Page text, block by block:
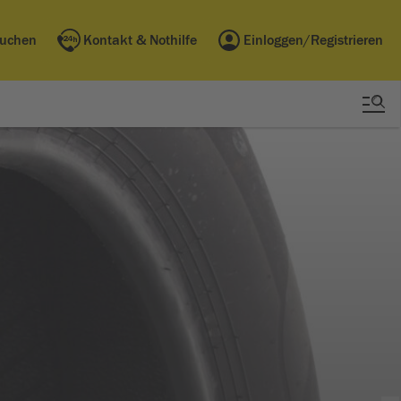
Kontakt & Nothilfe Einloggen/Registrieren